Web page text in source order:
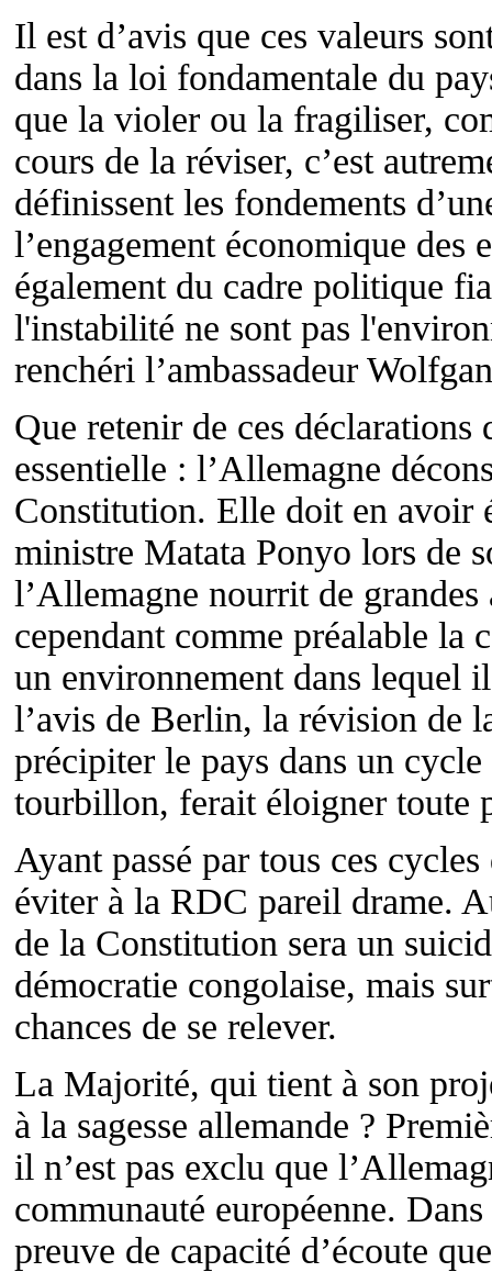
Il est d’avis que ces valeurs
dans la loi fondamentale du
que la violer ou la fragiliser,
cours de la réviser, c’est
définissent les fondements
l’engagement économique des
également du cadre politique
l'instabilité ne sont pas
renchéri l’ambassadeur
Que retenir de ces
essentielle : l’Allemagne
Constitution. Elle doit en avoir
ministre Matata Ponyo lors de
l’Allemagne nourrit de
cependant comme préalable la
un environnement dans lequel
l’avis de Berlin, la révision de
précipiter le pays dans un
tourbillon, ferait éloigner toute
Ayant passé par tous ces
éviter à la RDC pareil drame.
de la Constitution sera un
démocratie congolaise, mais
chances de se relever.
La Majorité, qui tient à son
à la sagesse allemande ?
il n’est pas exclu que
communauté européenne.
preuve de capacité d’écoute